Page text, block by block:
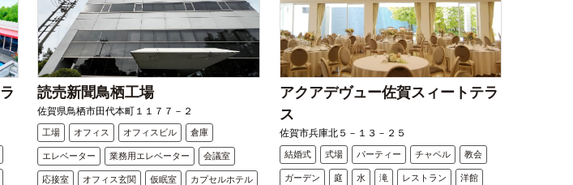
読売新聞鳥栖工場
佐賀県鳥栖市田代本町１１７７－２
工場 オフィス オフィスビル 倉庫
エレベーター 業務用エレベーター 会議室
応接室 オフィス玄関 仮眠室 カプセルホテル
アクアデヴュー佐賀スィートテラ
ス
佐賀市兵庫北５－１３－２５
結婚式 式場 パーティー チャペル 教会
ガーデン 庭 水 滝 レストラン 洋館